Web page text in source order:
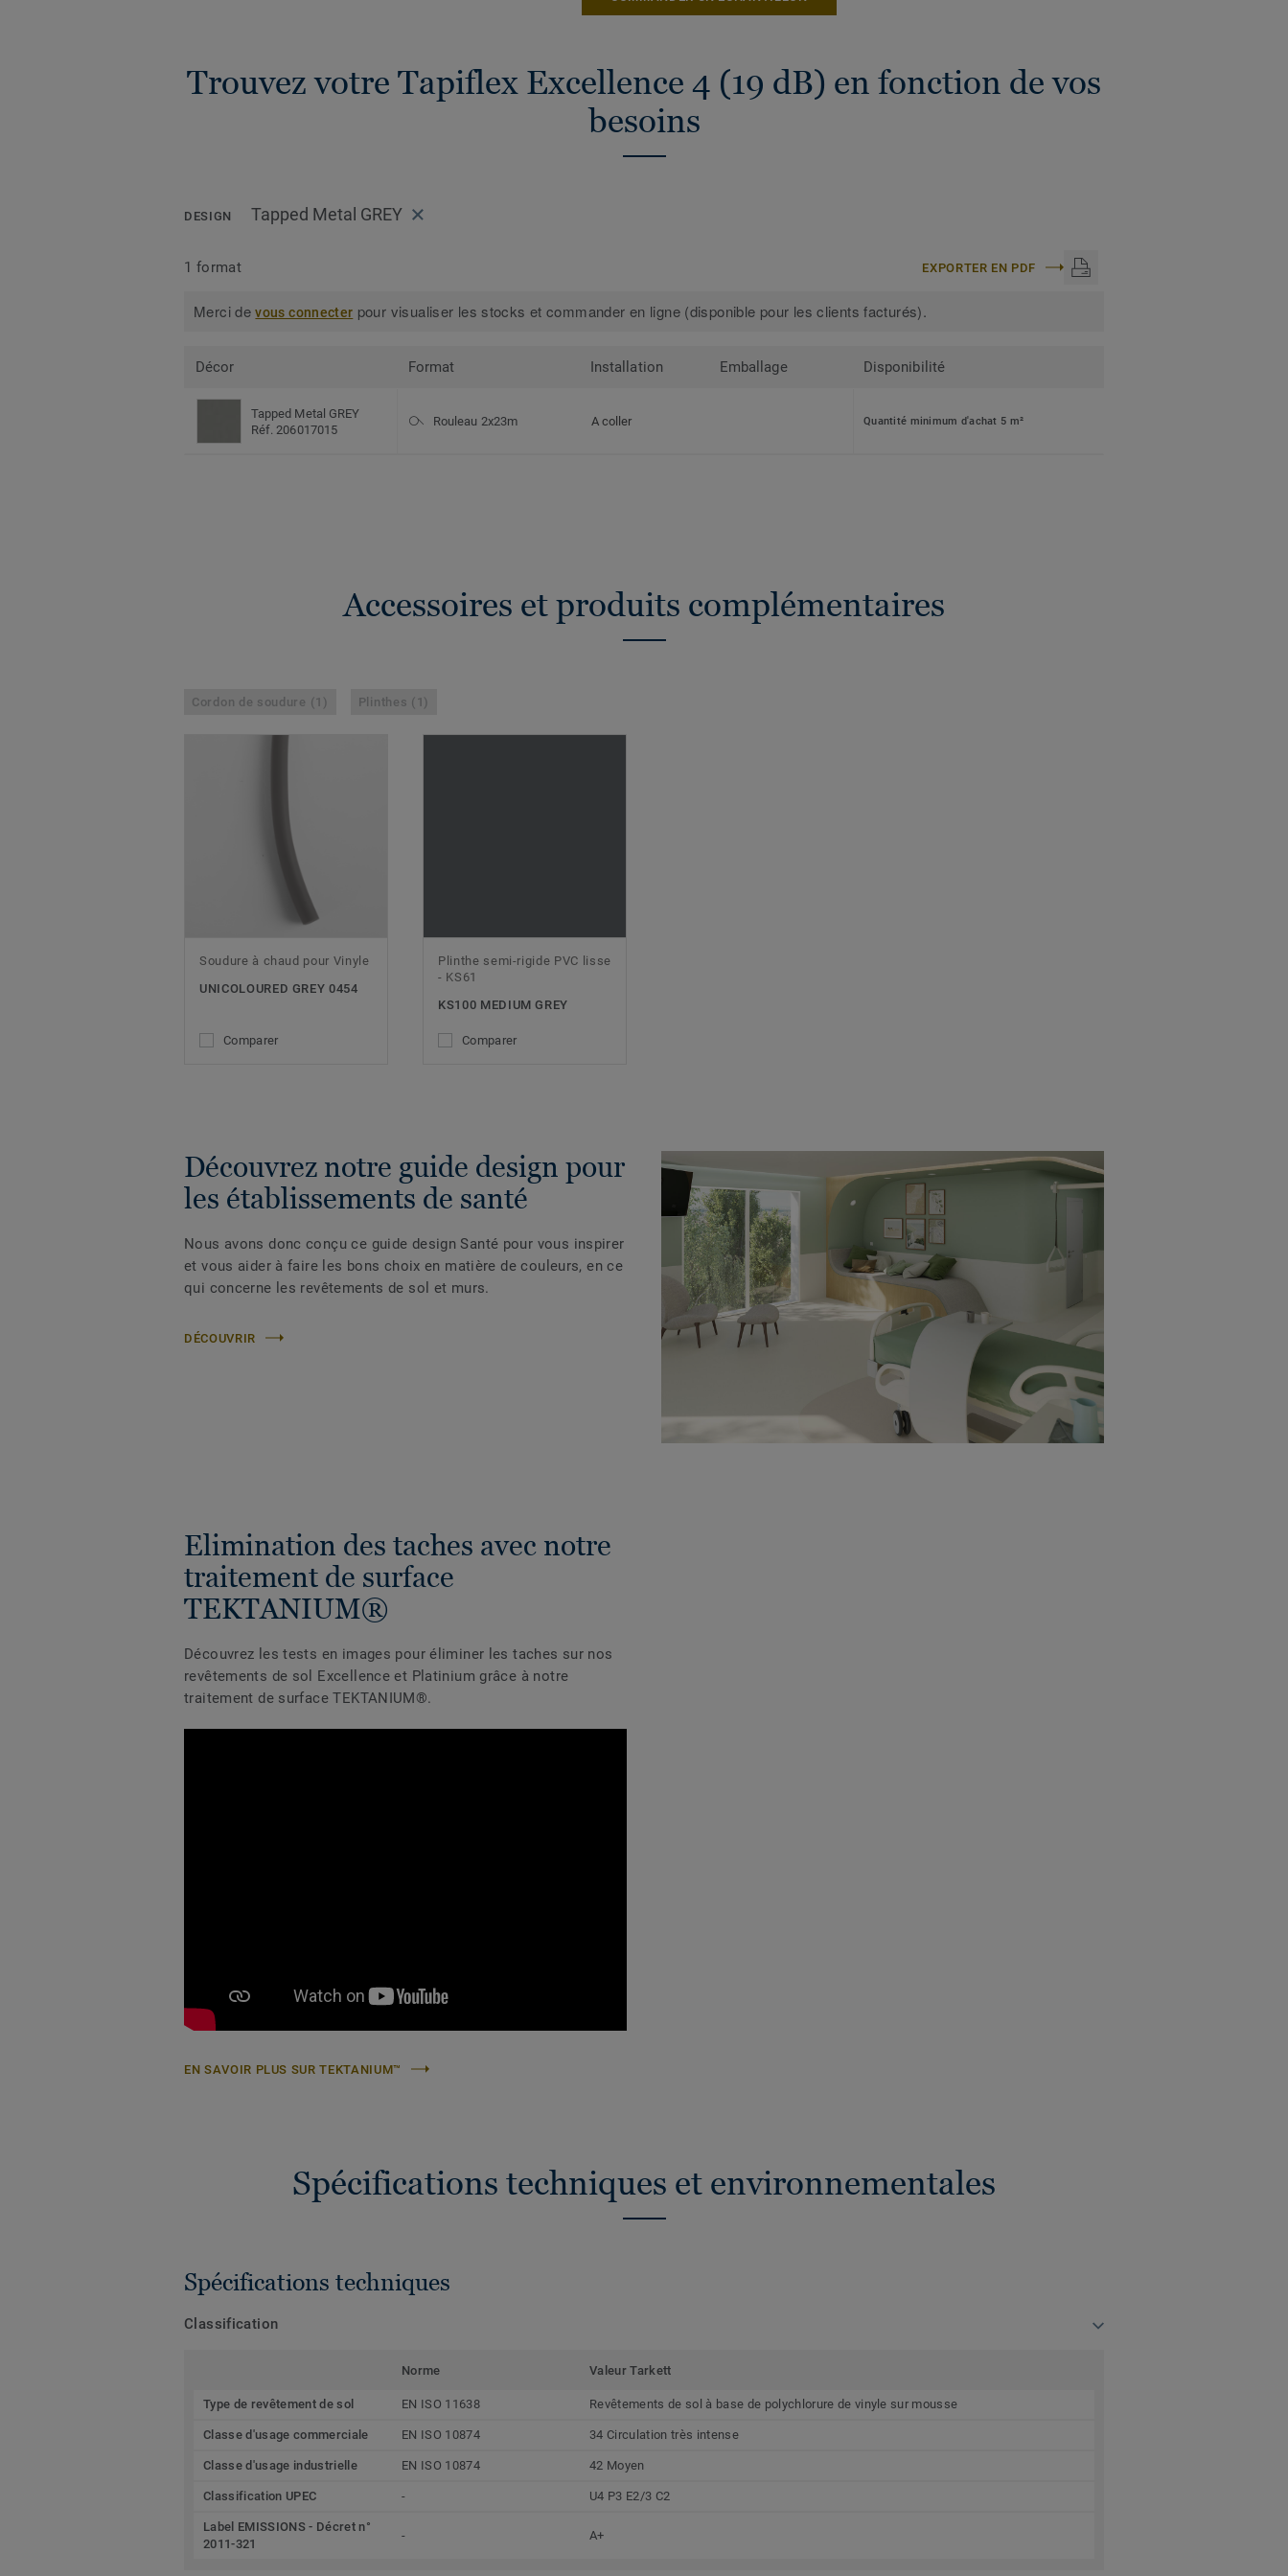
Trouvez votre Tapiflex Excellence 4 (19 dB) en fonction de vos
besoins
DESIGN Tapped Metal GREY
1 format EXPORTER EN PDF
Merci devous connecter pour visualiser les stocks et commander en ligne (disponible pour les clients facturés).
Décor Format Installation Emballage Disponibilité
Tapped Metal GREY
Réf. 206017015
Rouleau 2x23m A coller Quantité minimum d'achat 5 m²
Accessoires et produits complémentaires
Cordon de soudure (1) Plinthes (1)
Soudure à chaud pour Vinyle
UNICOLOURED GREY 0454
Comparer
Plinthe semi-rigide PVC lisse
- KS61
KS100 MEDIUM GREY
Comparer
Découvrez notre guide design pour
les établissements de santé
Nous avons donc conçu ce guide design Santé pour vous inspirer
et vous aider à faire les bons choix en matière de couleurs, en ce
qui concerne les revêtements de sol et murs.
DÉCOUVRIR
Elimination des taches avec notre
traitement de surface
TEKTANIUM®
Découvrez les tests en images pour éliminer les taches sur nos
revêtements de sol Excellence et Platinium grâce à notre
traitement de surface TEKTANIUM®.
EN SAVOIR PLUS SUR TEKTANIUM™
Spécifications techniques et environnementales
Spécifications techniques
Classification
Norme Valeur Tarkett
Type de revêtement de sol EN ISO 11638 Revêtements de sol à base de polychlorure de vinyle sur mousse
Classe d'usage commerciale EN ISO 10874 34 Circulation très intense
Classe d'usage industrielle EN ISO 10874 42 Moyen
Classification UPEC - U4 P3 E2/3 C2
Label EMISSIONS - Décret n°
2011-321
- A+